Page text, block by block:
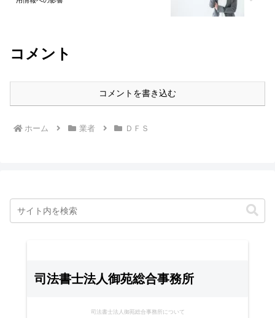
コメント
コメントを書き込む
ホーム 業者 ＤＦＳ
司法書士法人御苑総合事務所
司法書士法人御苑総合事務所について